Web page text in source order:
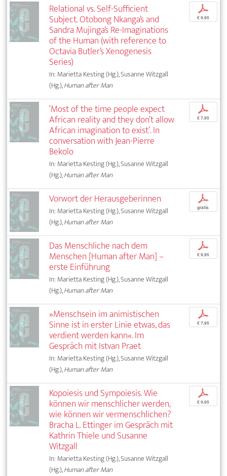
Relational vs. Self-Sufficient
Subject. Otobong Nkanga’s and
Sandra Mujinga’s Re-Imaginations
of the Human (with reference to
Octavia Butler’s Xenogenesis
Series)
In: Marietta Kesting (Hg.), Susanne Witzgall
(Hg.),Human after Man
p
€ 9,95
‘Most of the time people expect
African reality and they don’t allow
African imagination to exist’. In
conversation with Jean-Pierre
Bekolo
In: Marietta Kesting (Hg.), Susanne Witzgall
(Hg.),Human after Man
p
€ 7,95
Vorwort der Herausgeberinnen
In: Marietta Kesting (Hg.), Susanne Witzgall
(Hg.),Human after Man
p
gratis
Das Menschliche nach dem
Menschen [Human after Man] –
erste Einführung
In: Marietta Kesting (Hg.), Susanne Witzgall
(Hg.),Human after Man
p
€ 9,95
»Menschsein im animistischen
Sinne ist in erster Linie etwas, das
verdient werden kann«. Im
Gespräch mit Istvan Praet
In: Marietta Kesting (Hg.), Susanne Witzgall
(Hg.),Human after Man
p
€ 7,95
Kopoiesis und Sympoiesis. Wie
können wir menschlicher werden,
wie können wir vermenschlichen?
Bracha L. Ettinger im Gespräch mit
Kathrin Thiele und Susanne
Witzgall
In: Marietta Kesting (Hg.), Susanne Witzgall
(Hg.),Human after Man
p
€ 9,95